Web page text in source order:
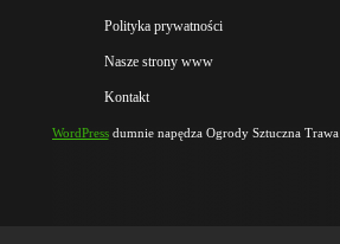
Polityka prywatności
Nasze strony www
Kontakt
WordPressdumnie napędza Ogrody Sztuczna Trawa